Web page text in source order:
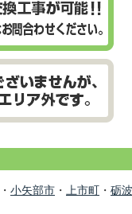
・ 小矢部市 ・ 上市町 ・ 砺波